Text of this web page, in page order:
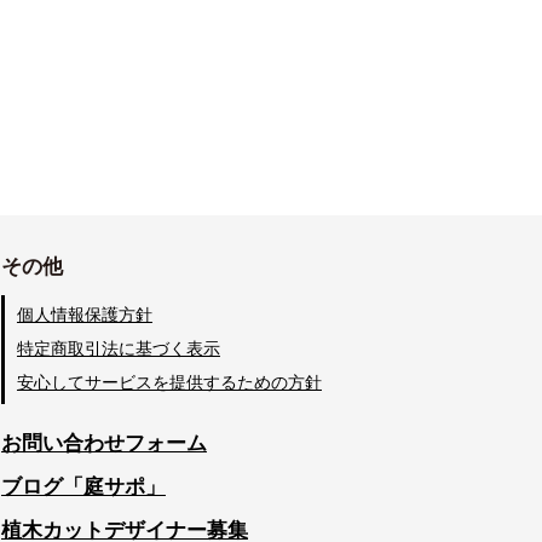
その他
個人情報保護方針
特定商取引法に基づく表示
安心してサービスを提供するための方針
お問い合わせフォーム
ブログ「庭サポ」
植木カットデザイナー募集